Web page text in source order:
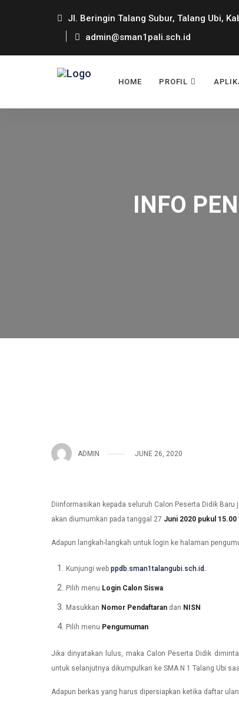
Jl. Beringin Talang Subur, Talang Ubi,
admin@sman1pali.sch.id
HOME PROFIL
INFO
ADMIN JUNE 26, 2020
Diinformasikan kepada seluruh Calon Peserta Didik
akan diumumkan pada tanggal 27 Juni 2020 pukul 15.00
Adapun langkah-langkah untuk login ke halaman
Kunjungi web ppdb.sman1talangubi.sch.id.
Pilih menu Login Calon Siswa
Masukkan Nomor Pendaftaran dan NISN
Pilih menu Pengumuman
Jika dinyatakan lulus, maka Calon Peserta Didik
untuk selanjutnya dikumpulkan ke SMA N 1 Talang Ubi
Adapun berkas yang harus dipersiapkan ketika daftar